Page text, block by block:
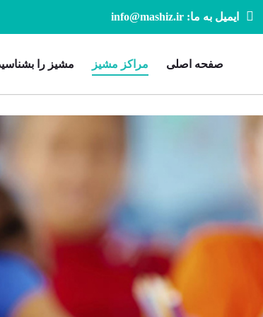
ایمیل به ما: info@mashiz.ir
صفحه اصلی مراکز مشیز مشیز را